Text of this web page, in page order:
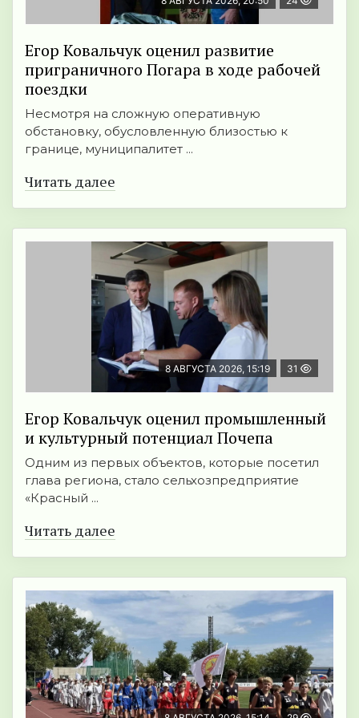
Егор Ковальчук оценил развитие
приграничного Погара в ходе рабочей
поездки
Несмотря на сложную оперативную
обстановку, обусловленную близостью к
границе, муниципалитет ...
Читать далее
8 АВГУСТА 2026, 15:19 31
Егор Ковальчук оценил промышленный
и культурный потенциал Почепа
Одним из первых объектов, которые посетил
глава региона, стало сельхозпредприятие
«Красный ...
Читать далее